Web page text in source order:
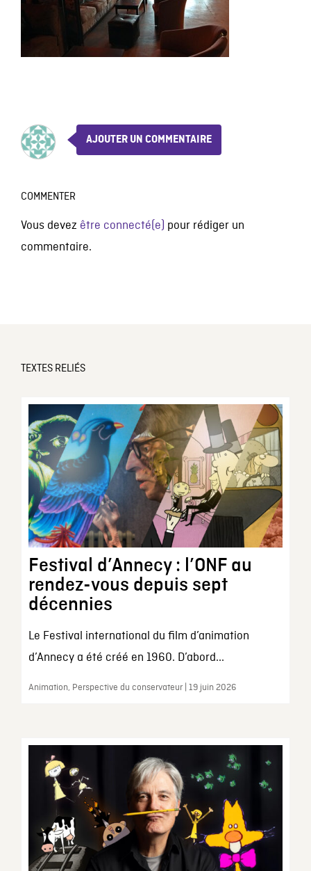
AJOUTER UN COMMENTAIRE
COMMENTER
Vous devez être connecté(e) pour rédiger un
commentaire.
TEXTES RELIÉS
Festival d’Annecy : l’ONF au
rendez-vous depuis sept
décennies
Le Festival international du film d’animation
d’Annecy a été créé en 1960. D’abord...
Animation, Perspective du conservateur | 19 juin 2026